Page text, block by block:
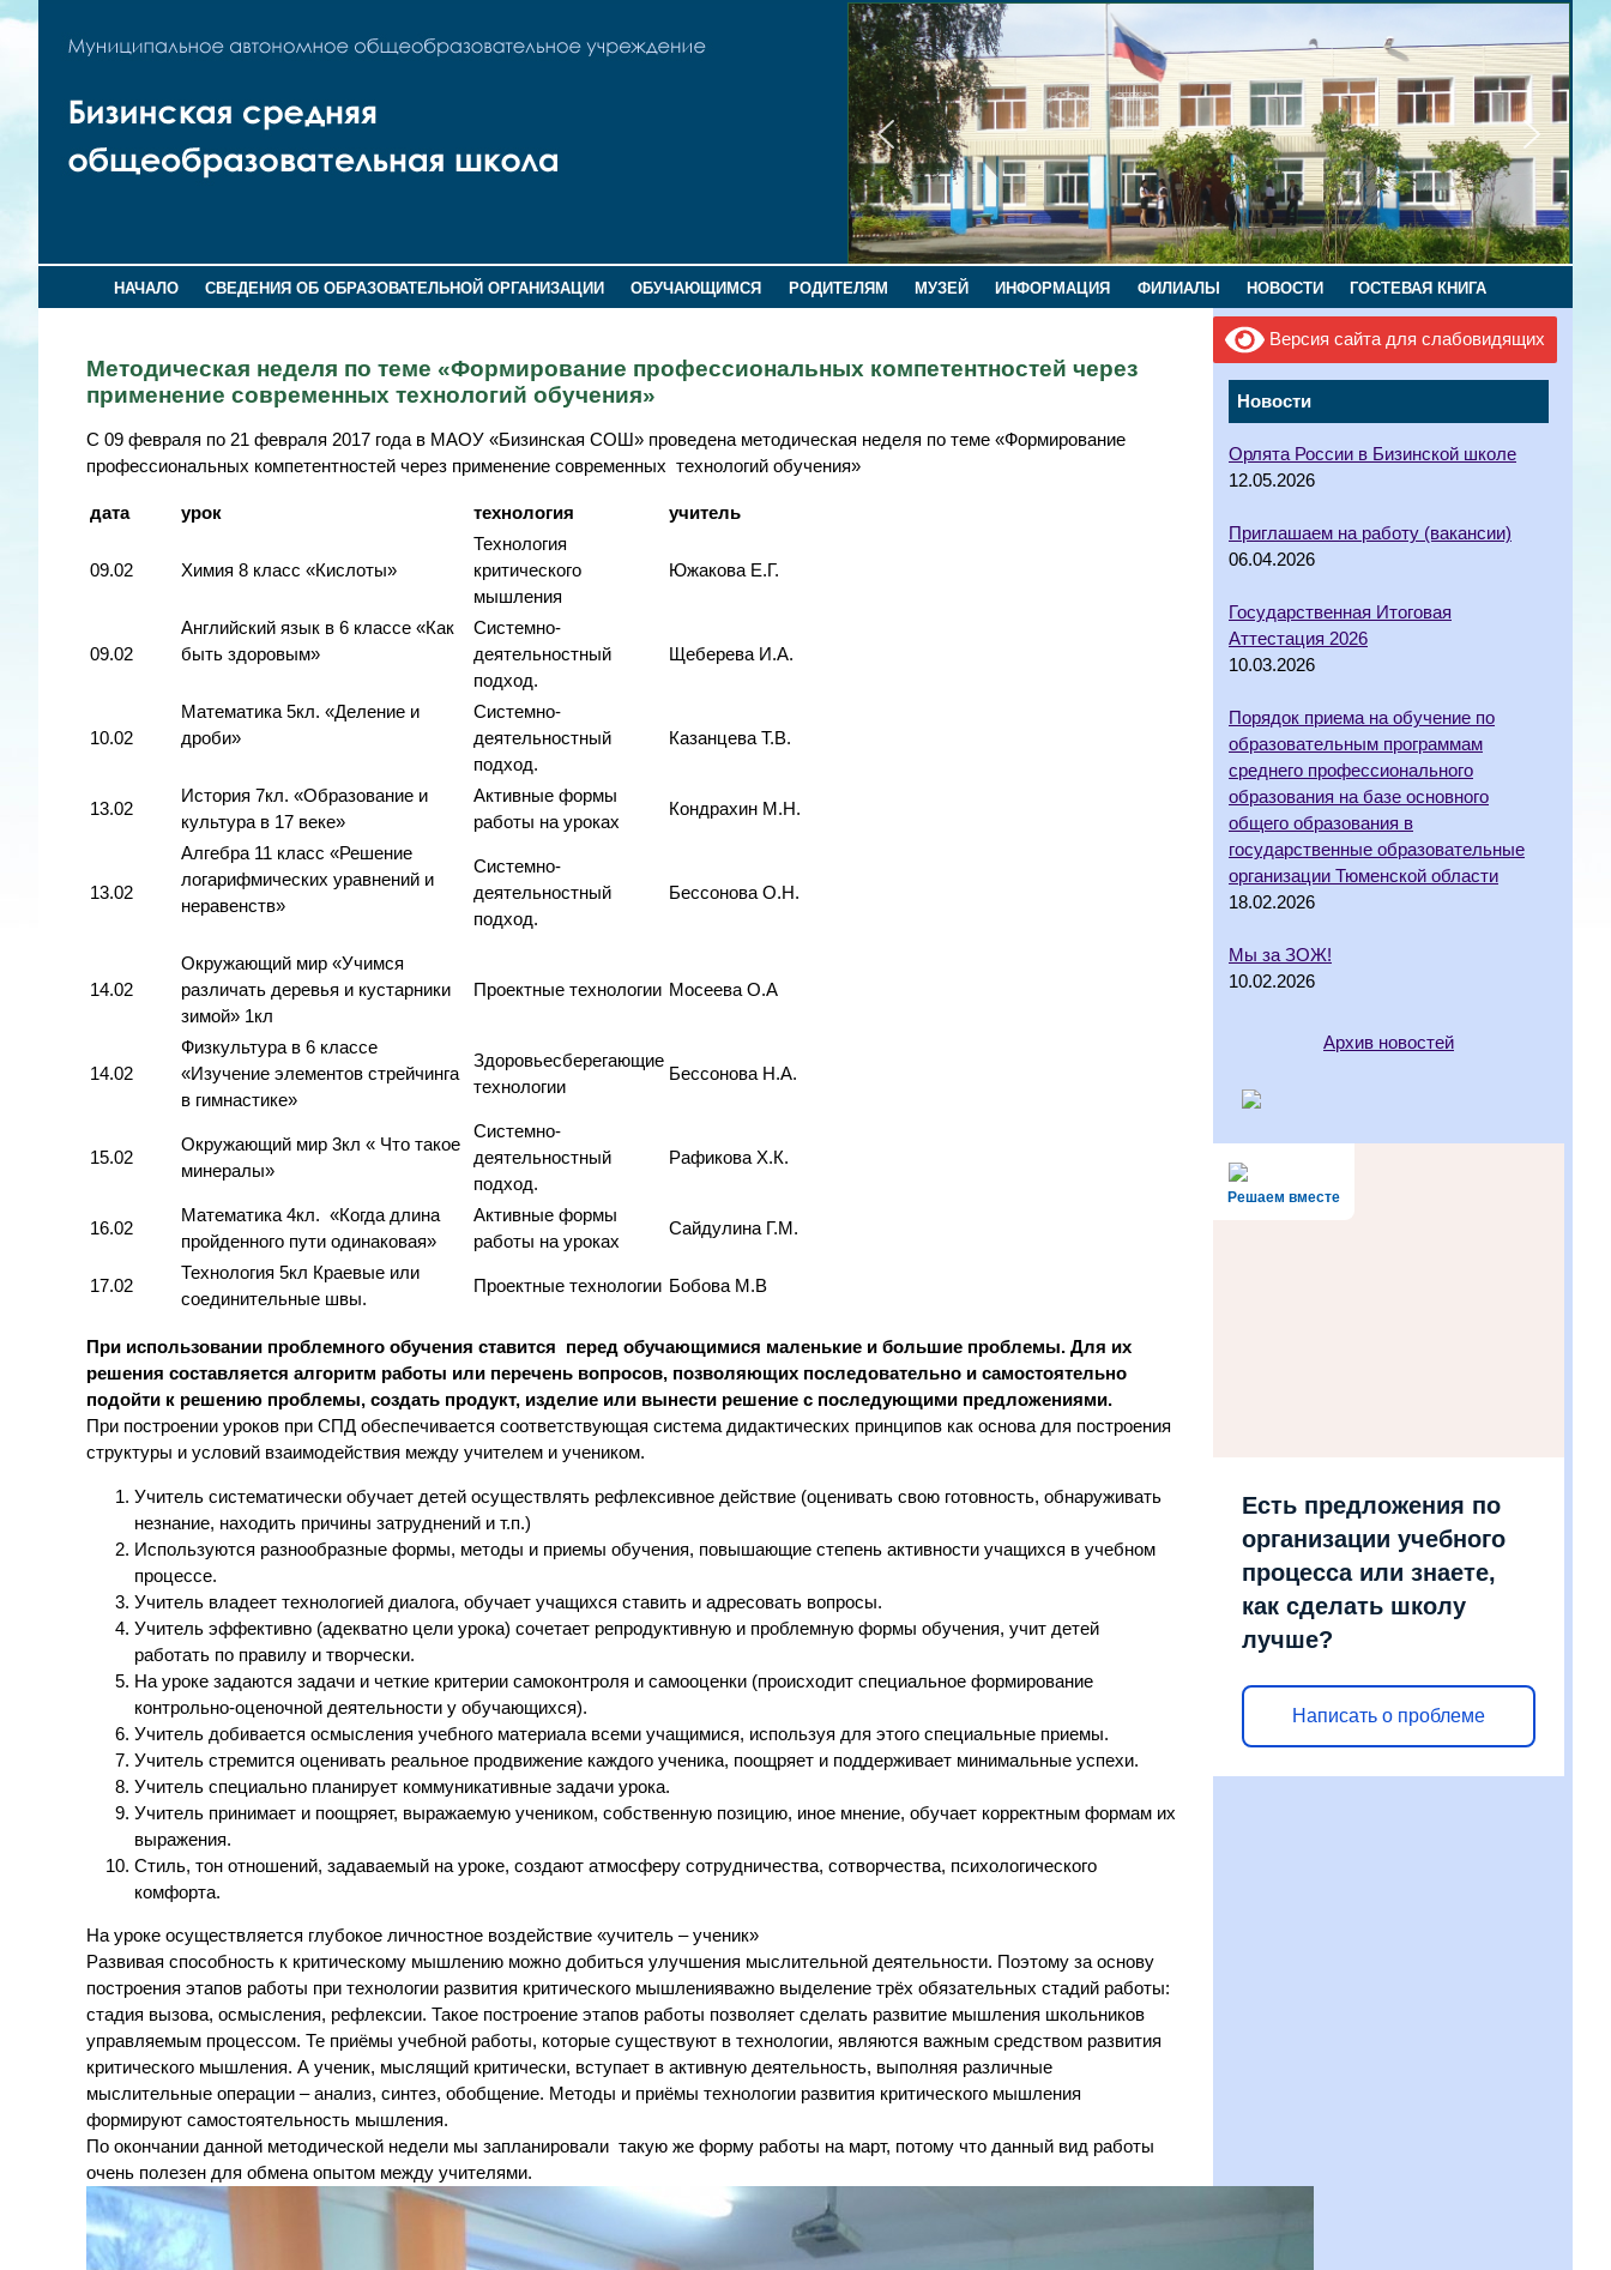
НАЧАЛО СВЕДЕНИЯ ОБ ОБРАЗОВАТЕЛЬНОЙ ОРГАНИЗАЦИИ ОБУЧАЮЩИМСЯ РОДИТЕЛЯМ МУЗЕЙ ИНФОРМАЦИЯ ФИЛИАЛЫ НОВОСТИ ГОСТЕВАЯ КНИГА
Версия сайта для слабовидящих
Новости
Орлята России в Бизинской школе
12.05.2026
Приглашаем на работу (вакансии)
06.04.2026
Государственная Итоговая
Аттестация 2026
10.03.2026
Порядок приема на обучение по
образовательным программам
среднего профессионального
образования на базе основного
общего образования в
государственные образовательные
организации Тюменской области
18.02.2026
Мы за ЗОЖ!
10.02.2026
Архив новостей
Решаем вместе
Есть предложения по
организации учебного
процесса или знаете,
как сделать школу
лучше?
Написать о проблеме
Методическая неделя по теме «Формирование профессиональных компетентностей через
применение современных технологий обучения»
С 09 февраля по 21 февраля 2017 года в МАОУ «Бизинская СОШ» проведена методическая неделя по теме «Формирование
профессиональных компетентностей через применение современных технологий обучения»
дата урок технология учитель
09.02 Химия 8 класс «Кислоты»
Технология
критического
мышления
Южакова Е.Г.
09.02
Английский язык в 6 классе «Как
быть здоровым»
Системно-
деятельностный
подход.
Щеберева И.А.
10.02
Математика 5кл. «Деление и
дроби»
Системно-
деятельностный
подход.
Казанцева Т.В.
13.02
История 7кл. «Образование и
культура в 17 веке»
Активные формы
работы на уроках
Кондрахин М.Н.
13.02
Алгебра 11 класс «Решение
логарифмических уравнений и
неравенств»
Системно-
деятельностный
подход.
Бессонова О.Н.
14.02
Окружающий мир «Учимся
различать деревья и кустарники
зимой» 1кл
Проектные технологии Мосеева О.А
14.02
Физкультура в 6 классе
«Изучение элементов стрейчинга
в гимнастике»
Здоровьесберегающие
технологии
Бессонова Н.А.
15.02
Окружающий мир 3кл « Что такое
минералы»
Системно-
деятельностный
подход.
Рафикова Х.К.
16.02
Математика 4кл. «Когда длина
пройденного пути одинаковая»
Активные формы
работы на уроках
Сайдулина Г.М.
17.02
Технология 5кл Краевые или
соединительные швы.
Проектные технологии Бобова М.В
При использовании проблемного обучения ставится перед обучающимися маленькие и большие проблемы. Для их
решения составляется алгоритм работы или перечень вопросов, позволяющих последовательно и самостоятельно
подойти к решению проблемы, создать продукт, изделие или вынести решение с последующими предложениями.
При построении уроков при СПД обеспечивается соответствующая система дидактических принципов как основа для построения
структуры и условий взаимодействия между учителем и учеником.
Учитель систематически обучает детей осуществлять рефлексивное действие (оценивать свою готовность, обнаруживать
незнание, находить причины затруднений и т.п.)
Используются разнообразные формы, методы и приемы обучения, повышающие степень активности учащихся в учебном
процессе.
Учитель владеет технологией диалога, обучает учащихся ставить и адресовать вопросы.
Учитель эффективно (адекватно цели урока) сочетает репродуктивную и проблемную формы обучения, учит детей
работать по правилу и творчески.
На уроке задаются задачи и четкие критерии самоконтроля и самооценки (происходит специальное формирование
контрольно-оценочной деятельности у обучающихся).
Учитель добивается осмысления учебного материала всеми учащимися, используя для этого специальные приемы.
Учитель стремится оценивать реальное продвижение каждого ученика, поощряет и поддерживает минимальные успехи.
Учитель специально планирует коммуникативные задачи урока.
Учитель принимает и поощряет, выражаемую учеником, собственную позицию, иное мнение, обучает корректным формам их
выражения.
Стиль, тон отношений, задаваемый на уроке, создают атмосферу сотрудничества, сотворчества, психологического
комфорта.
На уроке осуществляется глубокое личностное воздействие «учитель – ученик»
Развивая способность к критическому мышлению можно добиться улучшения мыслительной деятельности. Поэтому за основу
построения этапов работы при технологии развития критического мышленияважно выделение трёх обязательных стадий работы:
стадия вызова, осмысления, рефлексии. Такое построение этапов работы позволяет сделать развитие мышления школьников
управляемым процессом. Те приёмы учебной работы, которые существуют в технологии, являются важным средством развития
критического мышления. А ученик, мыслящий критически, вступает в активную деятельность, выполняя различные
мыслительные операции – анализ, синтез, обобщение. Методы и приёмы технологии развития критического мышления
формируют самостоятельность мышления.
По окончании данной методической недели мы запланировали такую же форму работы на март, потому что данный вид работы
очень полезен для обмена опытом между учителями.